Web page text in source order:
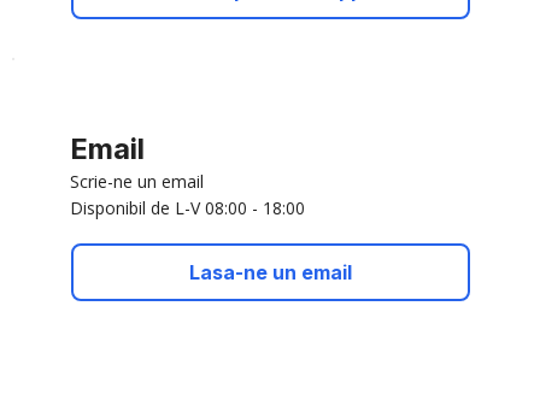
Email
Scrie-ne un email
Disponibil de L-V 08:00 - 18:00
Lasa-ne un email